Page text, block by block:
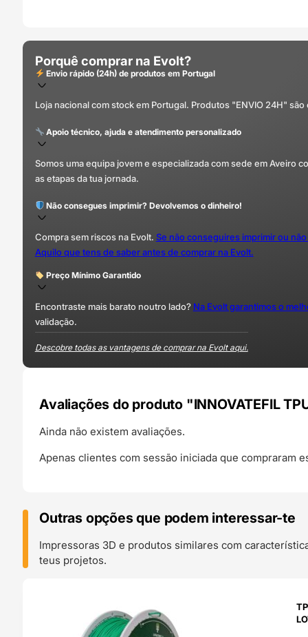
Porquê comprar na Evolt?
Envio rápido (24h) de produtos em Portugal
Loja nacional com stock em Portugal. Produtos "ENVIO 24H"
Apoio técnico, ajuda e atendimento personalizado
Somos uma equipa jovem e especializada com sede em Aveiro
as etapas da tua jornada.
Não consegues imprimir? Devolvemos o dinheiro!
Compra sem riscos na Evolt. Se não conseguires imprimir ou
Aquilo que tens de saber antes de comprar na Evolt.
Preço Mínimo Garantido
Encontraste mais barato noutro lado? Na Evolt garantimos o
validação.
Descobre todas as vantagens de comprar na Evolt aqui.
Avaliações do produto "INNOVATEFIL
Ainda não existem avaliações.
Apenas clientes com sessão iniciada que compraram
Outras opções que podem interessar-te
Impressoras 3D e produtos similares com
teus projetos.